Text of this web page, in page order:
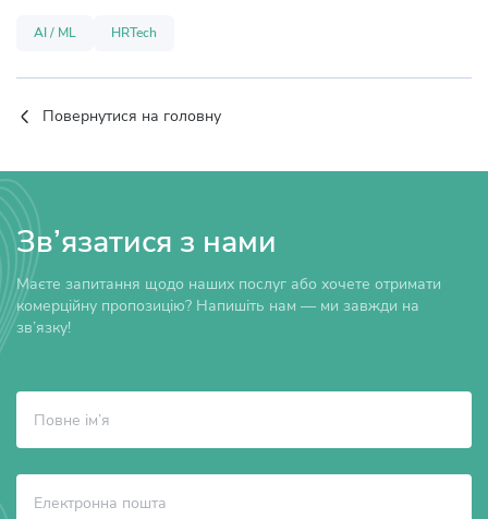
AI / ML HRTech
Повернутися на головну
Зв’язатися з нами
Маєте запитання щодо наших послуг або хочете отримати
комерційну пропозицію? Напишіть нам — ми завжди на
зв’язку!